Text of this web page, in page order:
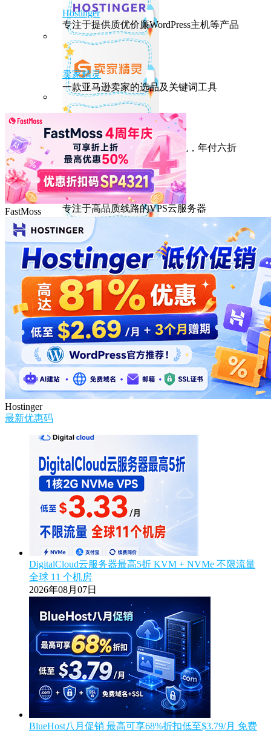
Hostinger
专注于提供质优价廉WordPress主机等产品
卖家精灵
一款亚马逊卖家的选品及关键词工具
HostEase
性能出众的高性价比美国主机，年付六折
DMIT
专注于高品质线路的VPS云服务器
FastMoss
Hostinger
最新优惠码
DigitalCloud云服务器最高5折 KVM + NVMe 不限流量
全球 11 个机房
2026年08月07日
BlueHost八月促销 最高可享68%折扣低至$3.79/月 免费